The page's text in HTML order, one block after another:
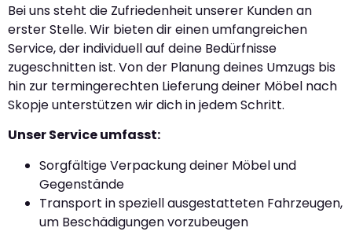
Bei uns steht die Zufriedenheit unserer Kunden an
erster Stelle. Wir bieten dir einen umfangreichen
Service, der individuell auf deine Bedürfnisse
zugeschnitten ist. Von der Planung deines Umzugs bis
hin zur termingerechten Lieferung deiner Möbel nach
Skopje unterstützen wir dich in jedem Schritt.
Unser Service umfasst:
Sorgfältige Verpackung deiner Möbel und
Gegenstände
Transport in speziell ausgestatteten Fahrzeugen,
um Beschädigungen vorzubeugen